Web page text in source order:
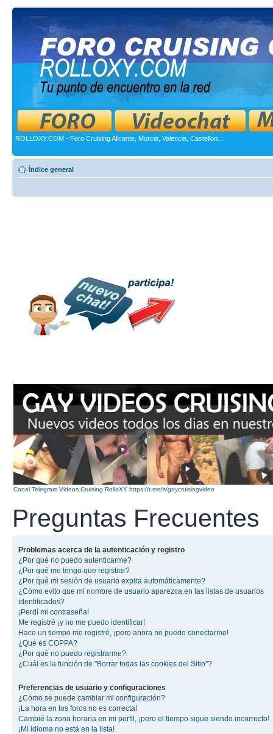
ROLLOXY.COM - Foro Cruising Alicante, Murcia, Valencia, Castellon...
Índice general
Canal Telegram Videos Cruising RolloXY https://t.me/s/gaycruisingvideo
Preguntas Frecuentes
Problemas acerca de la autenticación y registro
¿Por qué no puedo autenticarme?
¿Por qué me tengo que registrar?
¿Por qué mi sesión de usuario expira automáticamente?
¿Cómo evito que mi nombre de usuario aparezca en las listas de usuarios
identificados?
¡Perdí mi contraseña!
Me registré ¡y no me puedo identificar!
Hace un tiempo me registré, ¡pero ahora no puedo conectarme!
¿Qué es COPPA?
¿Por qué no puedo registrarme?
¿Cuál es la función de "Borrar todas las cookies del Sitio"?
Preferencias de usuario y configuraciones
¿Cómo se puede cambiar mi configuración?
¡La hora en los foros no es correcta!
Cambié la zona horaria en mi perfil, ¡pero el tiempo sigue siendo incorrecto!
¡Mi idioma no está en la lista!